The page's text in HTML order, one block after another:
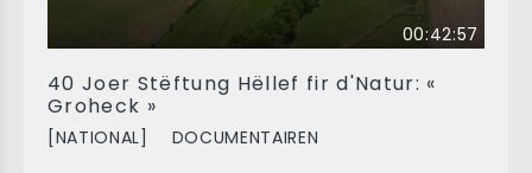
00:42:57
40 Joer Stëftung Hëllef fir d'Natur: «
Groheck »
[NATIONAL] DOCUMENTAIREN